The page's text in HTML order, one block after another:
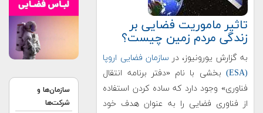
تاثیر ماموریت فضایی بر
زندگی مردم زمین چیست؟
به گزارش یورونیوز، در سازمان فضایی اروپا
(ESA)
بخشی با نام «دفتر برنامه انتقال
فناوری» وجود دارد که ساده کردن استفاده
از فناوری فضایی را به عنوان هدف خود
سازمان‌ها و
شرکت‌ها